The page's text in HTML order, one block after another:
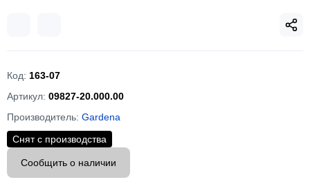
Код: 163-07
Артикул: 09827-20.000.00
Производитель: Gardena
Снят с производства
Сообщить о наличии